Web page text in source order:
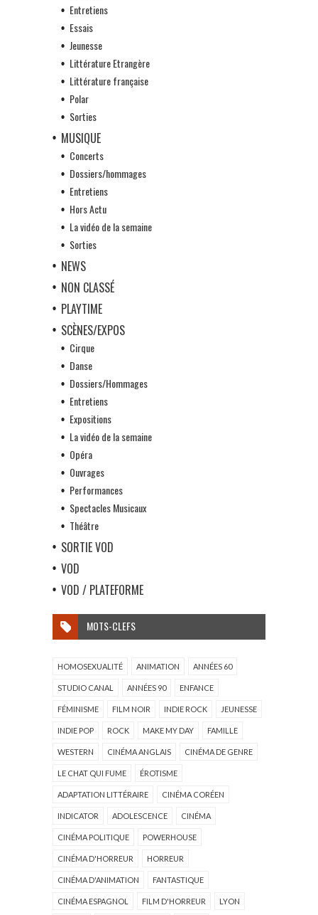
Entretiens
Essais
Jeunesse
Littérature Etrangère
Littérature française
Polar
Sorties
MUSIQUE
Concerts
Dossiers/hommages
Entretiens
Hors Actu
La vidéo de la semaine
Sorties
NEWS
NON CLASSÉ
PLAYTIME
SCÈNES/EXPOS
Cirque
Danse
Dossiers/Hommages
Entretiens
Expositions
La vidéo de la semaine
Opéra
Ouvrages
Performances
Spectacles Musicaux
Théâtre
SORTIE VOD
VOD
VOD / PLATEFORME
MOTS-CLEFS
HOMOSEXUALITÉ ANIMATION ANNÉES 60
STUDIO CANAL ANNÉES 90 ENFANCE
FÉMINISME FILM NOIR INDIE ROCK JEUNESSE
INDIE POP ROCK MAKE MY DAY FAMILLE
WESTERN CINÉMA ANGLAIS CINÉMA DE GENRE
LE CHAT QUI FUME ÉROTISME
ADAPTATION LITTÉRAIRE CINÉMA CORÉEN
INDICATOR ADOLESCENCE CINÉMA
CINÉMA POLITIQUE POWERHOUSE
CINÉMA D'HORREUR HORREUR
CINÉMA D'ANIMATION FANTASTIQUE
CINÉMA ESPAGNOL FILM D'HORREUR LYON